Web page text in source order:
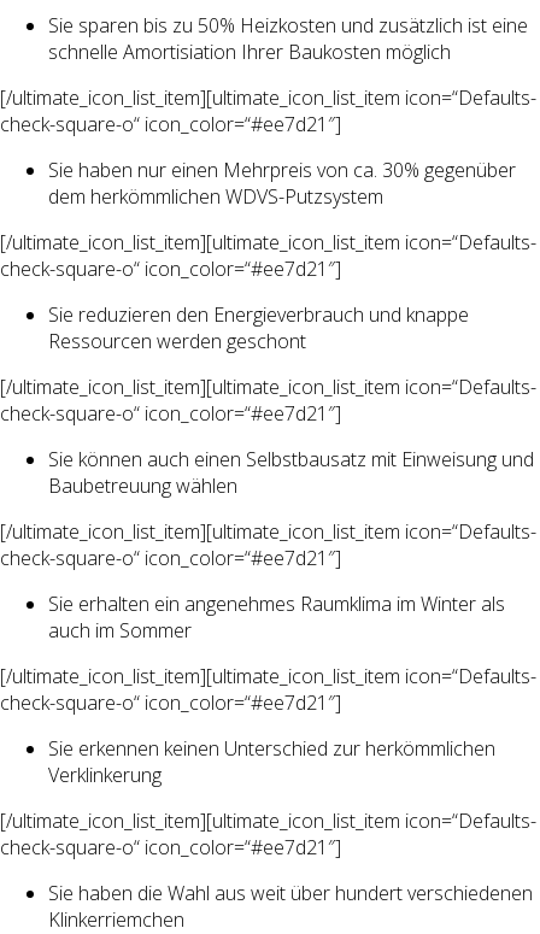
Sie sparen bis zu 50% Heizkosten und zusätzlich ist eine
schnelle Amortisiation Ihrer Baukosten möglich
[/ultimate_icon_list_item][ultimate_icon_list_item icon=“Defaults-
check-square-o“ icon_color=“#ee7d21″]
Sie haben nur einen Mehrpreis von ca. 30% gegenüber
dem herkömmlichen WDVS-Putzsystem
[/ultimate_icon_list_item][ultimate_icon_list_item icon=“Defaults-
check-square-o“ icon_color=“#ee7d21″]
Sie reduzieren den Energieverbrauch und knappe
Ressourcen werden geschont
[/ultimate_icon_list_item][ultimate_icon_list_item icon=“Defaults-
check-square-o“ icon_color=“#ee7d21″]
Sie können auch einen Selbstbausatz mit Einweisung und
Baubetreuung wählen
[/ultimate_icon_list_item][ultimate_icon_list_item icon=“Defaults-
check-square-o“ icon_color=“#ee7d21″]
Sie erhalten ein angenehmes Raumklima im Winter als
auch im Sommer
[/ultimate_icon_list_item][ultimate_icon_list_item icon=“Defaults-
check-square-o“ icon_color=“#ee7d21″]
Sie erkennen keinen Unterschied zur herkömmlichen
Verklinkerung
[/ultimate_icon_list_item][ultimate_icon_list_item icon=“Defaults-
check-square-o“ icon_color=“#ee7d21″]
Sie haben die Wahl aus weit über hundert verschiedenen
Klinkerriemchen